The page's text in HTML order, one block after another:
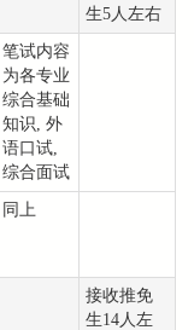
生5人左右
笔试内容
为各专业
综合基础
知识, 外
语口试,
综合面试
同上
接收推免
生14人左